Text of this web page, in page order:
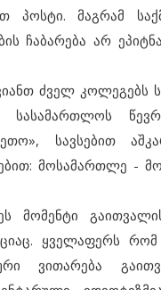
პოსტი. მაგრამ
ჩაბარება არ
ძველ კოლეგებს
სასამართლოს
სავსებით
მოსამართლე -
ყველაფერს
ვითარება